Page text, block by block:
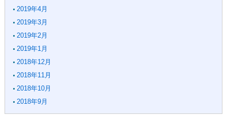
2019年4月
2019年3月
2019年2月
2019年1月
2018年12月
2018年11月
2018年10月
2018年9月